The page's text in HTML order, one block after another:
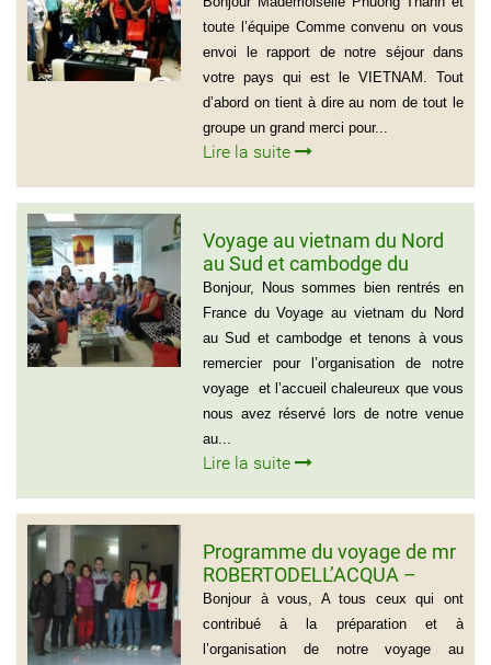
toute l’équipe Comme convenu on vous
envoi le rapport de notre séjour dans
votre pays qui est le VIETNAM. Tout
d’abord on tient à dire au nom de tout le
groupe un grand merci pour...
Lire la suite
Voyage au vietnam du Nord
au Sud et cambodge du
groupe de Emilie CHAU – 6
personnes (21 jours)
Bonjour, Nous sommes bien rentrés en
France du Voyage au vietnam du Nord
au Sud et cambodge et tenons à vous
remercier pour l’organisation de notre
voyage et l’accueil chaleureux que vous
nous avez réservé lors de notre venue
au...
Lire la suite
Programme du voyage de mr
ROBERTODELL’ACQUA –
ITALIA
Bonjour à vous, A tous ceux qui ont
contribué à la préparation et à
l’organisation de notre voyage au